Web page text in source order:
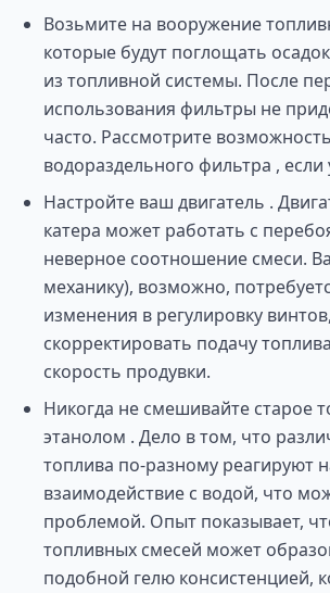
Возьмите на вооружение
которые будут поглощать
из топливной системы. После
использования фильтры не
часто. Рассмотрите
водораздельного фильтра , если
Настройте ваш двигатель .
катера может работать с
неверное соотношение смеси.
механику), возможно,
изменения в регулировку винтов,
скорректировать подачу
скорость продувки.
Никогда не смешивайте старое
этанолом . Дело в том, что
топлива по-разному реагируют
взаимодействие с водой, что
проблемой. Опыт показывает,
топливных смесей может
подобной гелю консистенцией,